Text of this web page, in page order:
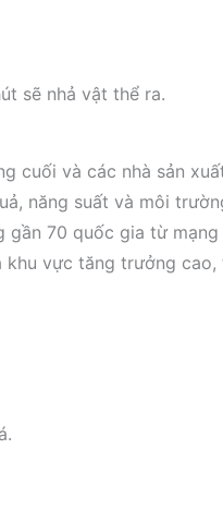
sẽ nhả vật thể ra.
cuối và các nhà sản
năng suất và môi
70 quốc gia từ
vực tăng trưởng